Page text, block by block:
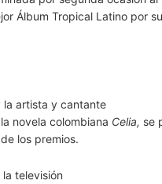
Álbum Tropical Latino por
la artista y cantante
novela colombiana Celia, se
los premios.
televisión